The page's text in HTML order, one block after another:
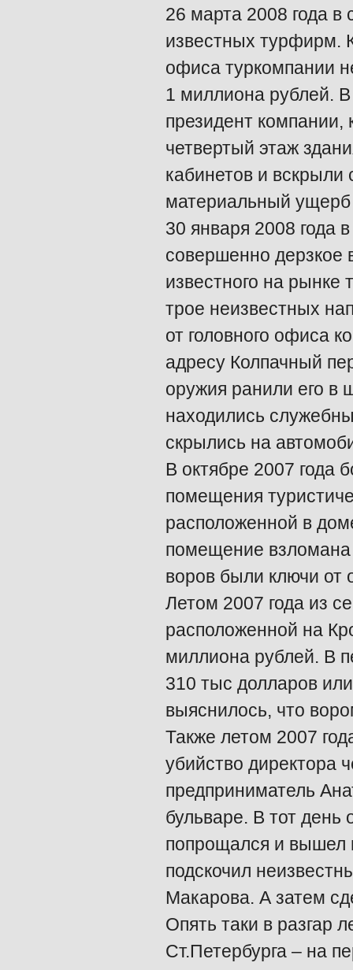
26 марта 2008 года
известных турфирм.
офиса туркомпании
1 миллиона рублей.
президент компании,
четвертый этаж
кабинетов и
материальный ущерб
30 января 2008 года
совершенно дерзкое
известного на рынке
трое неизвестных
от головного офиса
адресу Колпачный
оружия ранили его в
находились
скрылись на
В октябре 2007 года
помещения
расположенной в
помещение взломана
воров были ключи от
Летом 2007 года из
расположенной на
миллиона рублей. В
310 тыс долларов
выяснилось, что
Также летом 2007
убийство директора
предприниматель
бульваре. В тот день
попрощался и вышел
подскочил
Макарова. А затем
Опять таки в разгар
Ст.Петербурга – на